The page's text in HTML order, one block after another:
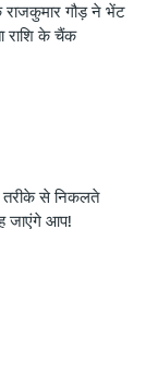
राजकुमार गौड़ ने भेंट
राशि के चैंक
तरीके से निकलते
जाएंगे आप!